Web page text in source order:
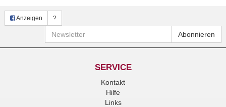
Anzeigen ?
Newsletter Abonnieren
SERVICE
Kontakt
Hilfe
Links